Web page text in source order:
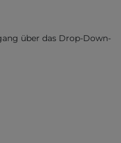
über das Drop-Down-